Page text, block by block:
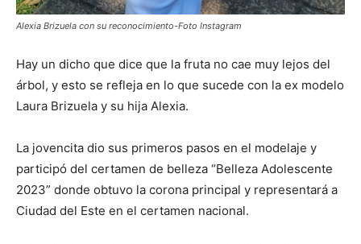
Alexia Brizuela con su reconocimiento-Foto Instagram
Hay un dicho que dice que la fruta no cae muy lejos del
árbol, y esto se refleja en lo que sucede con la ex modelo
Laura Brizuela y su hija Alexia.
La jovencita dio sus primeros pasos en el modelaje y
participó del certamen de belleza “Belleza Adolescente
2023” donde obtuvo la corona principal y representará a
Ciudad del Este en el certamen nacional.